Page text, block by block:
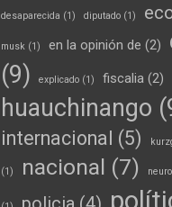
desaparecida (1) diputado(1)
musk(1) en la opinión de (2)
(9)
explicado(1) fiscalia(2)
huauchinango
internacional (5)
(1) nacional (7)